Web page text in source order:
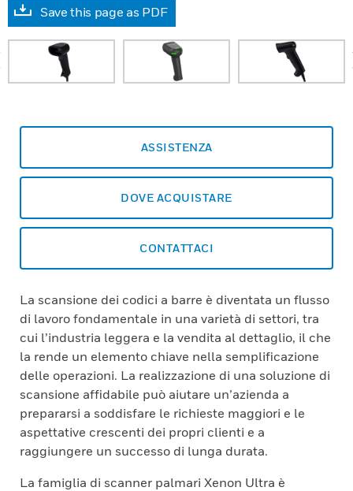
Save this page as PDF
ASSISTENZA
DOVE ACQUISTARE
CONTATTACI
La scansione dei codici a barre è diventata un flusso
di lavoro fondamentale in una varietà di settori, tra
cui l’industria leggera e la vendita al dettaglio, il che
la rende un elemento chiave nella semplificazione
delle operazioni. La realizzazione di una soluzione di
scansione affidabile può aiutare un’azienda a
prepararsi a soddisfare le richieste maggiori e le
aspettative crescenti dei propri clienti e a
raggiungere un successo di lunga durata.
La famiglia di scanner palmari Xenon Ultra è